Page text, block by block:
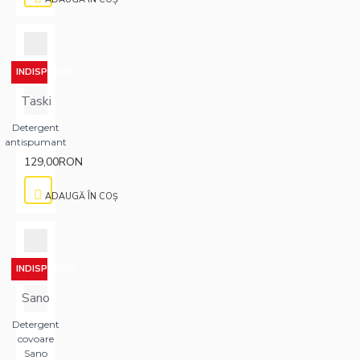
INDISPONIBIL
Taski
Detergent
antispumant
129,00RON
ADAUGĂ ÎN COŞ
INDISPONIBIL
Sano
Detergent
covoare
Sano